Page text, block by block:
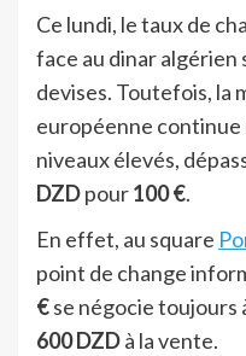
Ce lundi, le taux de
face au dinar algérien
devises. Toutefois, la
européenne continue
niveaux élevés,
DZDpour100 €.
En effet, au square
point de change
€se négocie toujours
600 DZDà la vente.